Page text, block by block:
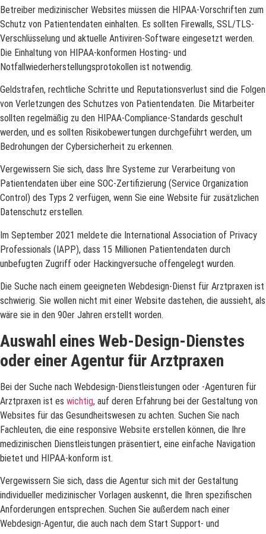
Betreiber medizinischer Websites müssen die HIPAA-Vorschriften zum
Schutz von Patientendaten einhalten. Es sollten Firewalls, SSL/TLS-
Verschlüsselung und aktuelle Antiviren-Software eingesetzt werden.
Die Einhaltung von HIPAA-konformen Hosting- und
Notfallwiederherstellungsprotokollen ist notwendig.
Geldstrafen, rechtliche Schritte und Reputationsverlust sind die Folgen
von Verletzungen des Schutzes von Patientendaten. Die Mitarbeiter
sollten regelmäßig zu den HIPAA-Compliance-Standards geschult
werden, und es sollten Risikobewertungen durchgeführt werden, um
Bedrohungen der Cybersicherheit zu erkennen.
Vergewissern Sie sich, dass Ihre Systeme zur Verarbeitung von
Patientendaten über eine SOC-Zertifizierung (Service Organization
Control) des Typs 2 verfügen, wenn Sie eine Website für zusätzlichen
Datenschutz erstellen.
Im September 2021 meldete die International Association of Privacy
Professionals (IAPP), dass 15 Millionen Patientendaten durch
unbefugten Zugriff oder Hackingversuche offengelegt wurden.
Die Suche nach einem geeigneten Webdesign-Dienst für Arztpraxen ist
schwierig. Sie wollen nicht mit einer Website dastehen, die aussieht, als
wäre sie in den 90er Jahren erstellt worden.
Auswahl eines Web-Design-Dienstes
oder einer Agentur für Arztpraxen
Bei der Suche nach Webdesign-Dienstleistungen oder -Agenturen für
Arztpraxen ist es wichtig, auf deren Erfahrung bei der Gestaltung von
Websites für das Gesundheitswesen zu achten. Suchen Sie nach
Fachleuten, die eine responsive Website erstellen können, die Ihre
medizinischen Dienstleistungen präsentiert, eine einfache Navigation
bietet und HIPAA-konform ist.
Vergewissern Sie sich, dass die Agentur sich mit der Gestaltung
individueller medizinischer Vorlagen auskennt, die Ihren spezifischen
Anforderungen entsprechen. Suchen Sie außerdem nach einer
Webdesign-Agentur, die auch nach dem Start Support- und